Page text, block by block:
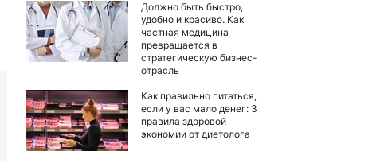
Должно быть быстро,
удобно и красиво. Как
частная медицина
превращается в
стратегическую бизнес-
отрасль
Как правильно питаться,
если у вас мало денег: 3
правила здоровой
экономии от диетолога